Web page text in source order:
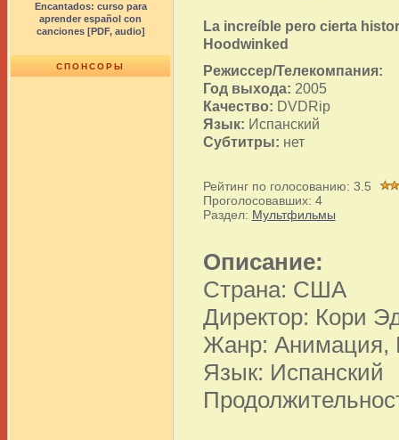
Encantados: curso para
aprender español con
canciones [PDF, audio]
СПОНСОРЫ
La increíble pero cierta
Hoodwinked
Режиссер/Телекомпания:
Год выхода: 2005
Качество: DVDRip
Язык: Испанский
Субтитры: нет
Рейтинг по голосованию: 3.5
Проголосовавших: 4
Раздел: Мультфильмы
Описание:
Страна: США
Директор: Кори
Жанр: Анимация,
Язык: Испанский